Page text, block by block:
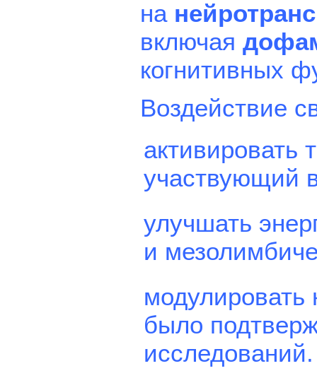
на
включая
когнитивных
Воздействие
активировать
участвующий
улучшать
и
модулировать
было
исследований.